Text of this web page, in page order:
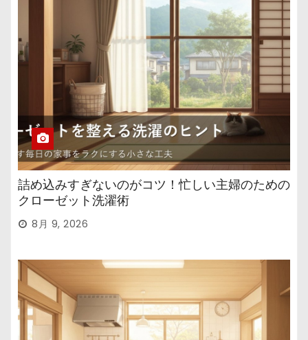
詰め込みすぎないのがコツ！忙しい主婦のための
クローゼット洗濯術
8月 9, 2026